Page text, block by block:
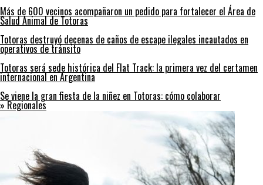
Más de 600 vecinos acompañaron un pedido para fortalecer el Área de
Salud Animal de Totoras
Totoras destruyó decenas de caños de escape ilegales incautados en
operativos de tránsito
Totoras será sede histórica del Flat Track: la primera vez del certamen
internacional en Argentina
Se viene la gran fiesta de la niñez en Totoras: cómo colaborar
» Regionales